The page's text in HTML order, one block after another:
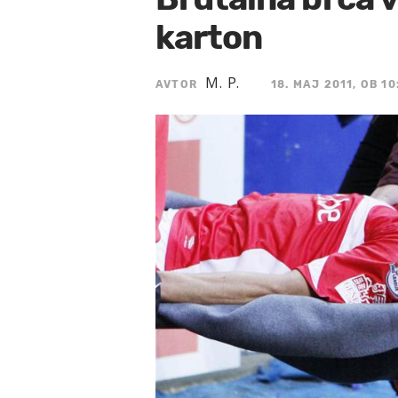
karton
AVTOR M. P. 18. MAJ 2011, OB